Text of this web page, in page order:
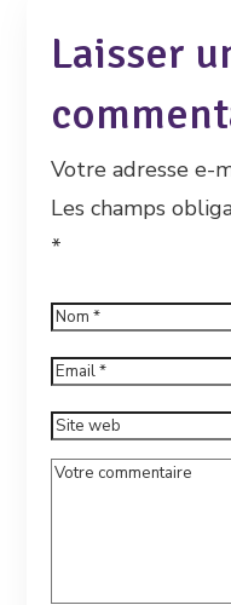
Laisser
Votre adresse e-
Les champs
*